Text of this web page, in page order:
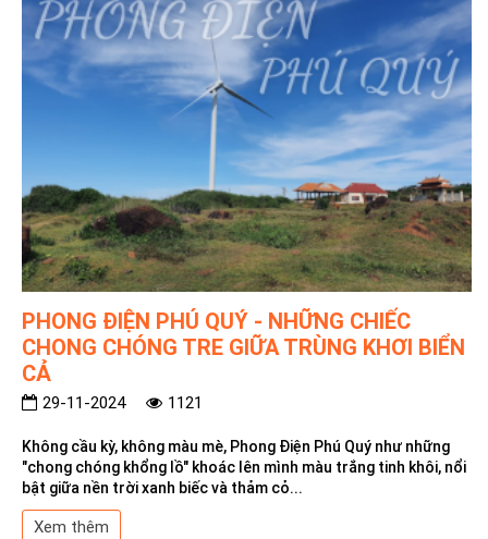
PHONG ĐIỆN PHÚ QUÝ - NHỮNG CHIẾC
CHONG CHÓNG TRE GIỮA TRÙNG KHƠI BIỂN
CẢ
29-11-2024 1121
Không cầu kỳ, không màu mè, Phong Điện Phú Quý như những
"chong chóng khổng lồ" khoác lên mình màu trắng tinh khôi, nổi
bật giữa nền trời xanh biếc và thảm cỏ...
Xem thêm